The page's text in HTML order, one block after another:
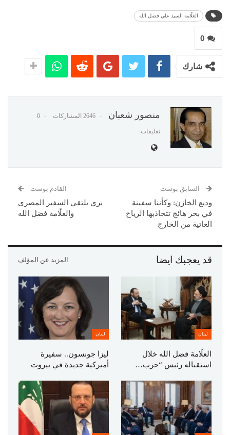
العلّامة السيد علي فضل الله
0
شارك
منصور شعبان 2646 المشاركات 0
تعليقات
السابق بوست
وديع الخازن: وكأننا سفينة
في بحر هائج تتجاذبها الرياح
العاتية من الخارج
القادم بوست
بري يلتقي السفير المصري
والعلّامة فضل الله
قد يعجبك ايضا المزيد عن المؤلف
لبنان
العلّامة فضل الله خلال
استقباله رئيس “حزب…
لبنان
ليزا جونسون.. سفيرة
أميركية جديدة في بيروت